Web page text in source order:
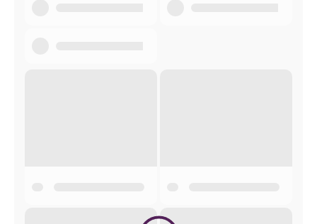
НАЙНОВШЕ ЧИСЛО ШВЕТЛОСЦИ